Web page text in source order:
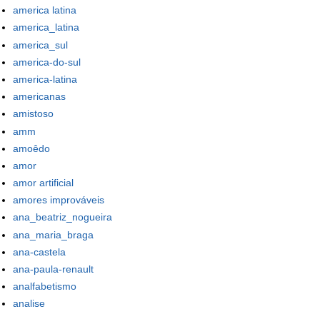
america latina
america_latina
america_sul
america-do-sul
america-latina
americanas
amistoso
amm
amoêdo
amor
amor artificial
amores improváveis
ana_beatriz_nogueira
ana_maria_braga
ana-castela
ana-paula-renault
analfabetismo
analise